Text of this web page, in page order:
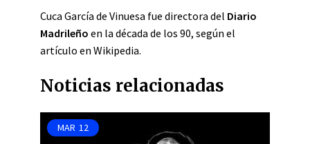
Cuca García de Vinuesa fue directora del Diario
Madrileño en la década de los 90, según el
artículo en Wikipedia.
Noticias relacionadas
MAR 12